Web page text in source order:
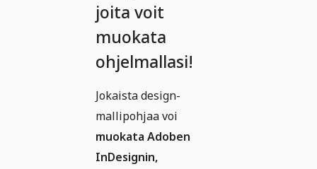
joita voit
muokata
ohjelmallasi!
Jokaista design-
mallipohjaa voi
muokata Adoben
InDesignin,